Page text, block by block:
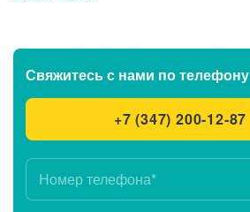
Свяжитесь с нами по телефону
+7 (347) 200-12-87